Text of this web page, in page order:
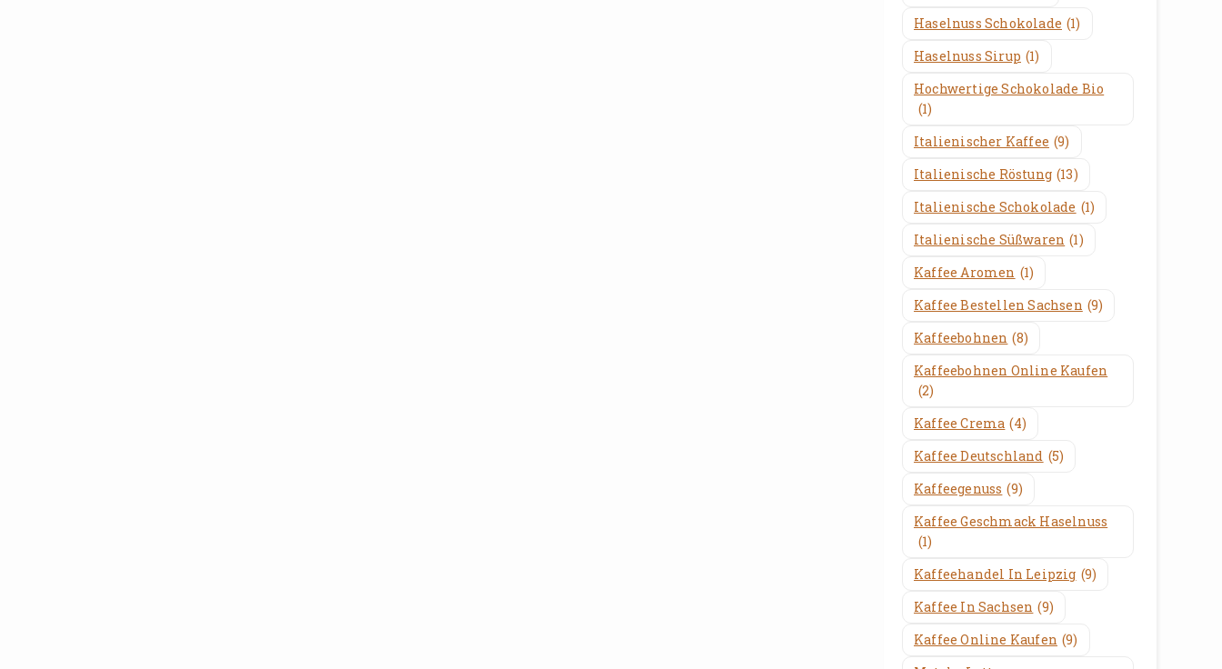
Haselnuss Schokolade (1)
Haselnuss Sirup (1)
Hochwertige Schokolade Bio
(1)
Italienischer Kaffee (9)
Italienische Röstung (13)
Italienische Schokolade (1)
Italienische Süßwaren (1)
Kaffee Aromen (1)
Kaffee Bestellen Sachsen (9)
Kaffeebohnen (8)
Kaffeebohnen Online Kaufen
(2)
Kaffee Crema (4)
Kaffee Deutschland (5)
Kaffeegenuss (9)
Kaffee Geschmack Haselnuss
(1)
Kaffeehandel In Leipzig (9)
Kaffee In Sachsen (9)
Kaffee Online Kaufen (9)